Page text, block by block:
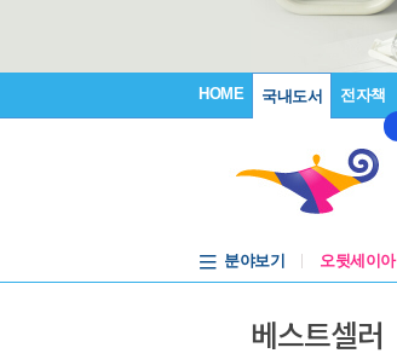
HOME 국내도서 전자책
분야보기 오뒷세이아
베스트셀러